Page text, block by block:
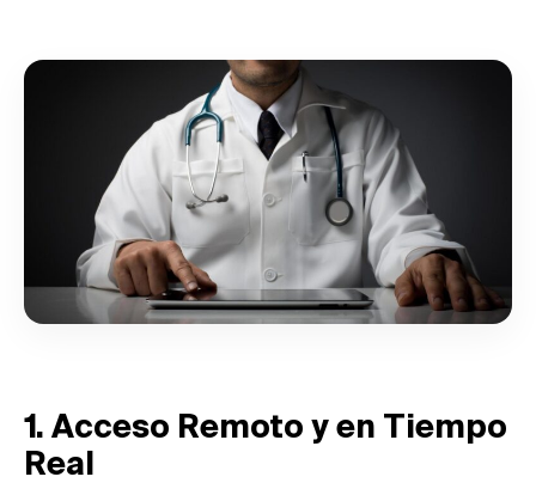
1. Acceso Remoto y en Tiempo
Real